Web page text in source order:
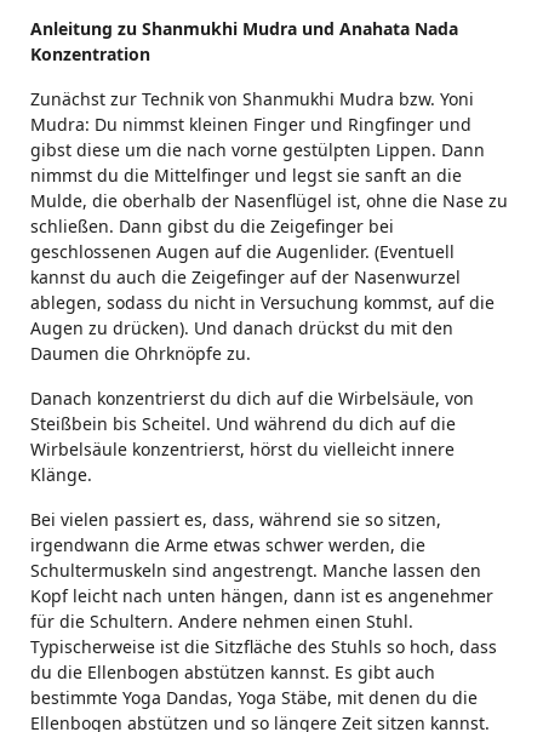
Anleitung zu Shanmukhi Mudra und Anahata Nada
Konzentration
Zunächst zur Technik von Shanmukhi Mudra bzw. Yoni
Mudra: Du nimmst kleinen Finger und Ringfinger und
gibst diese um die nach vorne gestülpten Lippen. Dann
nimmst du die Mittelfinger und legst sie sanft an die
Mulde, die oberhalb der Nasenflügel ist, ohne die Nase zu
schließen. Dann gibst du die Zeigefinger bei
geschlossenen Augen auf die Augenlider. (Eventuell
kannst du auch die Zeigefinger auf der Nasenwurzel
ablegen, sodass du nicht in Versuchung kommst, auf die
Augen zu drücken). Und danach drückst du mit den
Daumen die Ohrknöpfe zu.
Danach konzentrierst du dich auf die Wirbelsäule, von
Steißbein bis Scheitel. Und während du dich auf die
Wirbelsäule konzentrierst, hörst du vielleicht innere
Klänge.
Bei vielen passiert es, dass, während sie so sitzen,
irgendwann die Arme etwas schwer werden, die
Schultermuskeln sind angestrengt. Manche lassen den
Kopf leicht nach unten hängen, dann ist es angenehmer
für die Schultern. Andere nehmen einen Stuhl.
Typischerweise ist die Sitzfläche des Stuhls so hoch, dass
du die Ellenbogen abstützen kannst. Es gibt auch
bestimmte Yoga Dandas, Yoga Stäbe, mit denen du die
Ellenbogen abstützen und so längere Zeit sitzen kannst.